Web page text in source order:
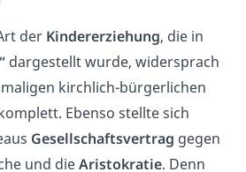
der Kindererziehung, die in
dargestellt wurde, widersprach
kirchlich-bürgerlichen
Ebenso stellte sich
Gesellschaftsvertrag gegen
und dieAristokratie. Denn